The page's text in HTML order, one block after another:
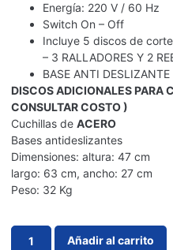
Energía: 220 V / 60 Hz
Switch On – Off
Incluye 5 discos de corte
– 3 RALLADORES Y 2
BASE ANTI DESLIZANTE
DISCOS ADICIONALES PARA
CONSULTAR COSTO )
Cuchillas de ACERO
Bases antideslizantes
Dimensiones: altura: 47 cm
largo: 63 cm, ancho: 27 cm
Peso: 32 Kg
Añadir al carrito